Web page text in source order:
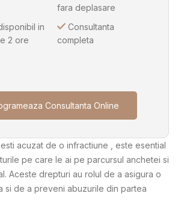
in
2 ore
fara deplasare
Consultanta
completa
Consultanta Online
acuzat de o infractiune , este esential
pe care le ai pe parcursul anchetei si
Aceste drepturi au rolul de a asigura o
si de a preveni abuzurile din partea